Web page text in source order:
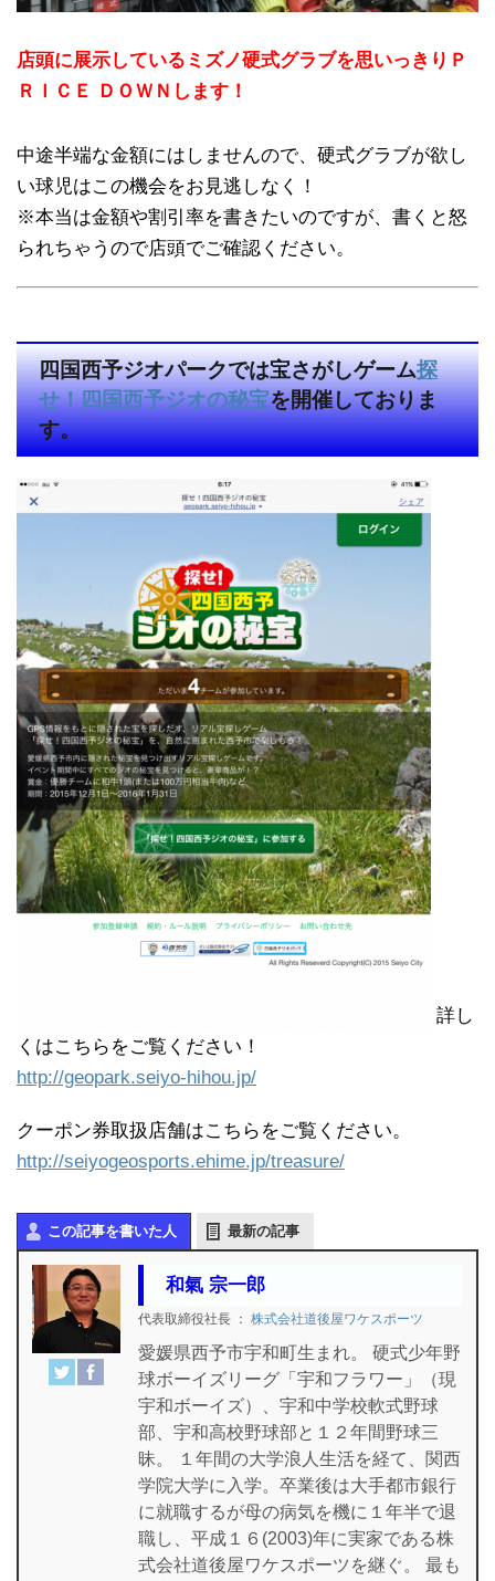
店頭に展示しているミズノ硬式グラブを思いっきりＰ
ＲＩＣＥ ＤＯＷＮします！
中途半端な金額にはしませんので、硬式グラブが欲し
い球児はこの機会をお見逃しなく！
※本当は金額や割引率を書きたいのですが、書くと怒
られちゃうので店頭でご確認ください。
四国西予ジオパークでは宝さがしゲーム探
せ！四国西予ジオの秘宝を開催しておりま
す。
詳し
くはこちらをご覧ください！
http://geopark.seiyo-hihou.jp/
クーポン券取扱店舗はこちらをご覧ください。
http://seiyogeosports.ehime.jp/treasure/
この記事を書いた人 最新の記事
和氣 宗一郎
代表取締役社長 ： 株式会社道後屋ワケスポーツ
愛媛県西予市宇和町生まれ。 硬式少年野
球ボーイズリーグ「宇和フラワー」（現
宇和ボーイズ）、宇和中学校軟式野球
部、宇和高校野球部と１２年間野球三
昧。 １年間の大学浪人生活を経て、関西
学院大学に入学。卒業後は大手都市銀行
に就職するが母の病気を機に１年半で退
職し、平成１６(2003)年に実家である株
式会社道後屋ワケスポーツを継ぐ。 最も